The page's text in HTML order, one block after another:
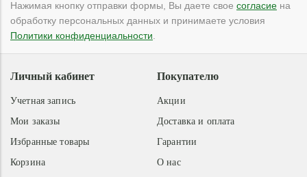
Нажимая кнопку отправки формы, Вы даете свое согласие на
обработку персональных данных и принимаете условия
Политики конфиденциальности
Покупателю
Акции
Доставка и оплата
Гарантии
О нас
Личный кабинет
Учетная запись
Мои заказы
Избранные товары
Корзина